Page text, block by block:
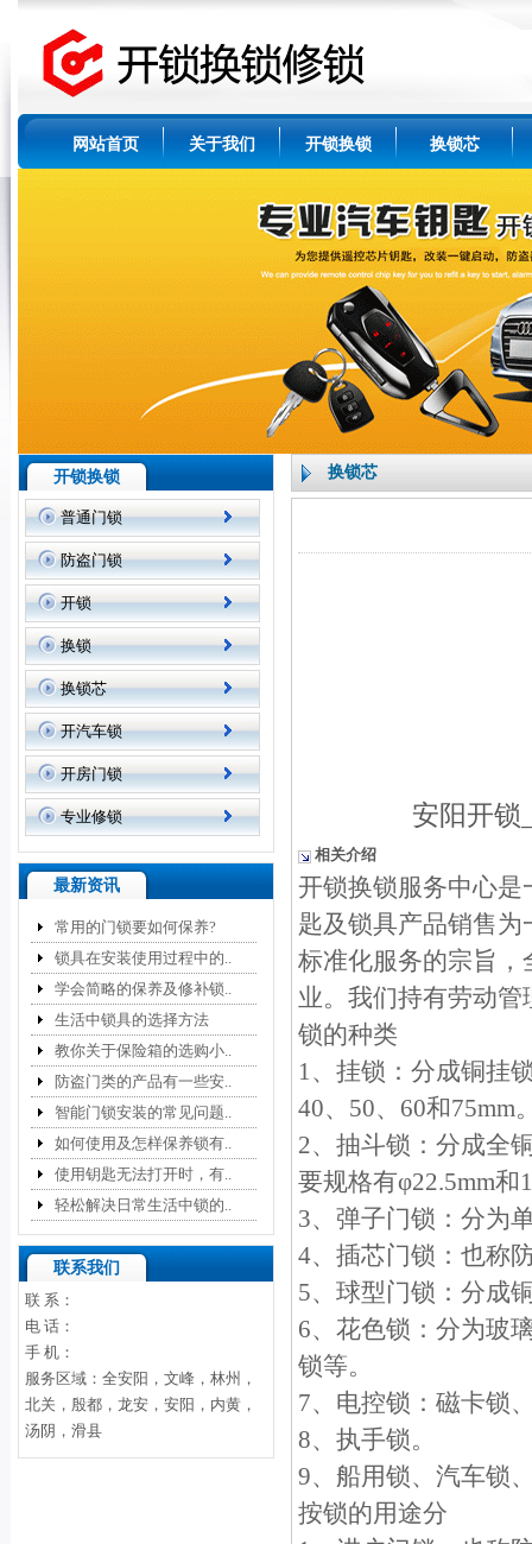
网站首页 关于我们 开锁换锁 换锁芯
开锁换锁
普通门锁
防盗门锁
开锁
换锁
换锁芯
开汽车锁
开房门锁
专业修锁
最新资讯
常用的门锁要如何保养?
锁具在安装使用过程中的..
学会简略的保养及修补锁..
生活中锁具的选择方法
教你关于保险箱的选购小..
防盗门类的产品有一些安..
智能门锁安装的常见问题..
如何使用及怎样保养锁有..
使用钥匙无法打开时，有..
轻松解决日常生活中锁的..
联系我们
联 系：
电 话：
手 机：
服务区域：全安阳，文峰，林州，
北关，殷都，龙安，安阳，内黄，
汤阴，滑县
换锁芯
安阳开锁
相关介绍
开锁换锁服务中心
匙及锁具产品销售
标准化服务的宗旨
业。我们持有劳动
锁的种类
1、挂锁：分成铜挂
40、50、60和75mm
2、抽斗锁：分成全
要规格有φ22.5mm和
3、弹子门锁：分为
4、插芯门锁：也称
5、球型门锁：分成
6、花色锁：分为玻
锁等。
7、电控锁：磁卡锁
8、执手锁。
9、船用锁、汽车锁
按锁的用途分